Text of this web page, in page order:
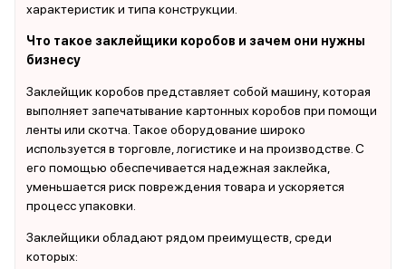
характеристик и типа конструкции.
Что такое заклейщики коробов и зачем они нужны
бизнесу
Заклейщик коробов представляет собой машину, которая
выполняет запечатывание картонных коробов при помощи
ленты или скотча. Такое оборудование широко
используется в торговле, логистике и на производстве. С
его помощью обеспечивается надежная заклейка,
уменьшается риск повреждения товара и ускоряется
процесс упаковки.
Заклейщики обладают рядом преимуществ, среди
которых: